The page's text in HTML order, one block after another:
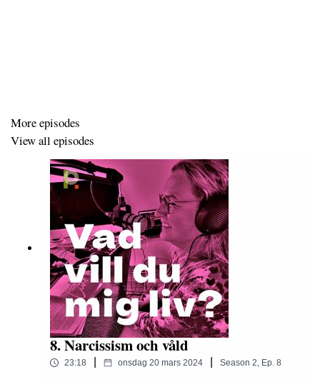
More episodes
View all episodes
8. Narcissism och våld
23:18 onsdag 20 mars 2024 Season 2, Ep. 8